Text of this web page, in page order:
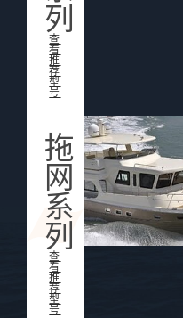
列
查
看
推
荐
型
号
拖
网
系
列
查
看
推
荐
型
号